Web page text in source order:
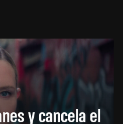
y cancela el